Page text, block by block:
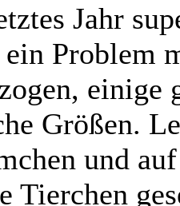
Jahr
Problem
einige
Größen.
und
Tierchen